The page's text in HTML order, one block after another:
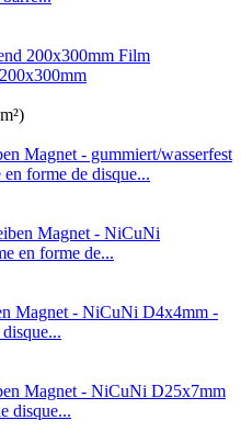
Film
forme de disque...
en forme de...
D4x4mm -
D25x7mm
disque...